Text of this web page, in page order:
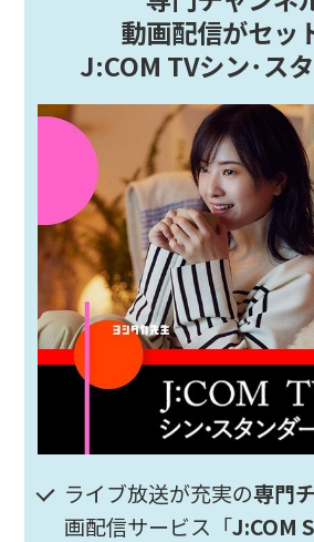
動画配信がセッ
J:COM TVシン･ス
ライブ放送が充実の専門
画配信サービス「J:COM